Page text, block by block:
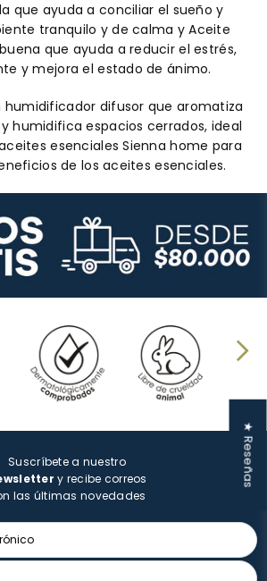
que ayuda a conciliar el sueño y
tranquilo y de calma y Aceite
que ayuda a reducir el estrés,
y mejora el estado de ánimo.
difusor que aromatiza
humidifica espacios cerrados, ideal
esenciales Sienna home para
de los aceites esenciales.
Suscríbete a nuestro
y recibe correos
las últimas novedades
★ Reseñas